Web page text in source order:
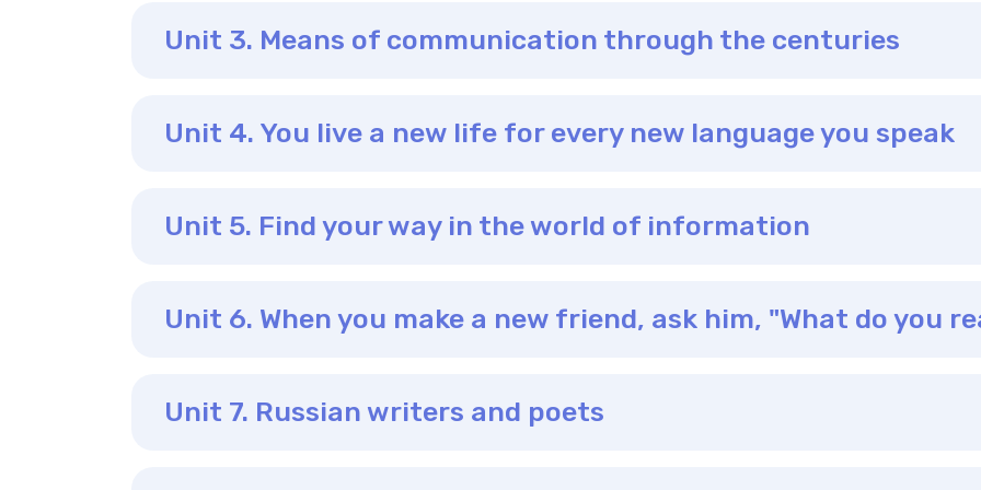
Unit 3. Means of communication through the centuries
Unit 4. You live a new life for every new language you speak
Unit 5. Find your way in the world of information
Unit 6. When you make a new friend, ask him, "What do you
Unit 7. Russian writers and poets